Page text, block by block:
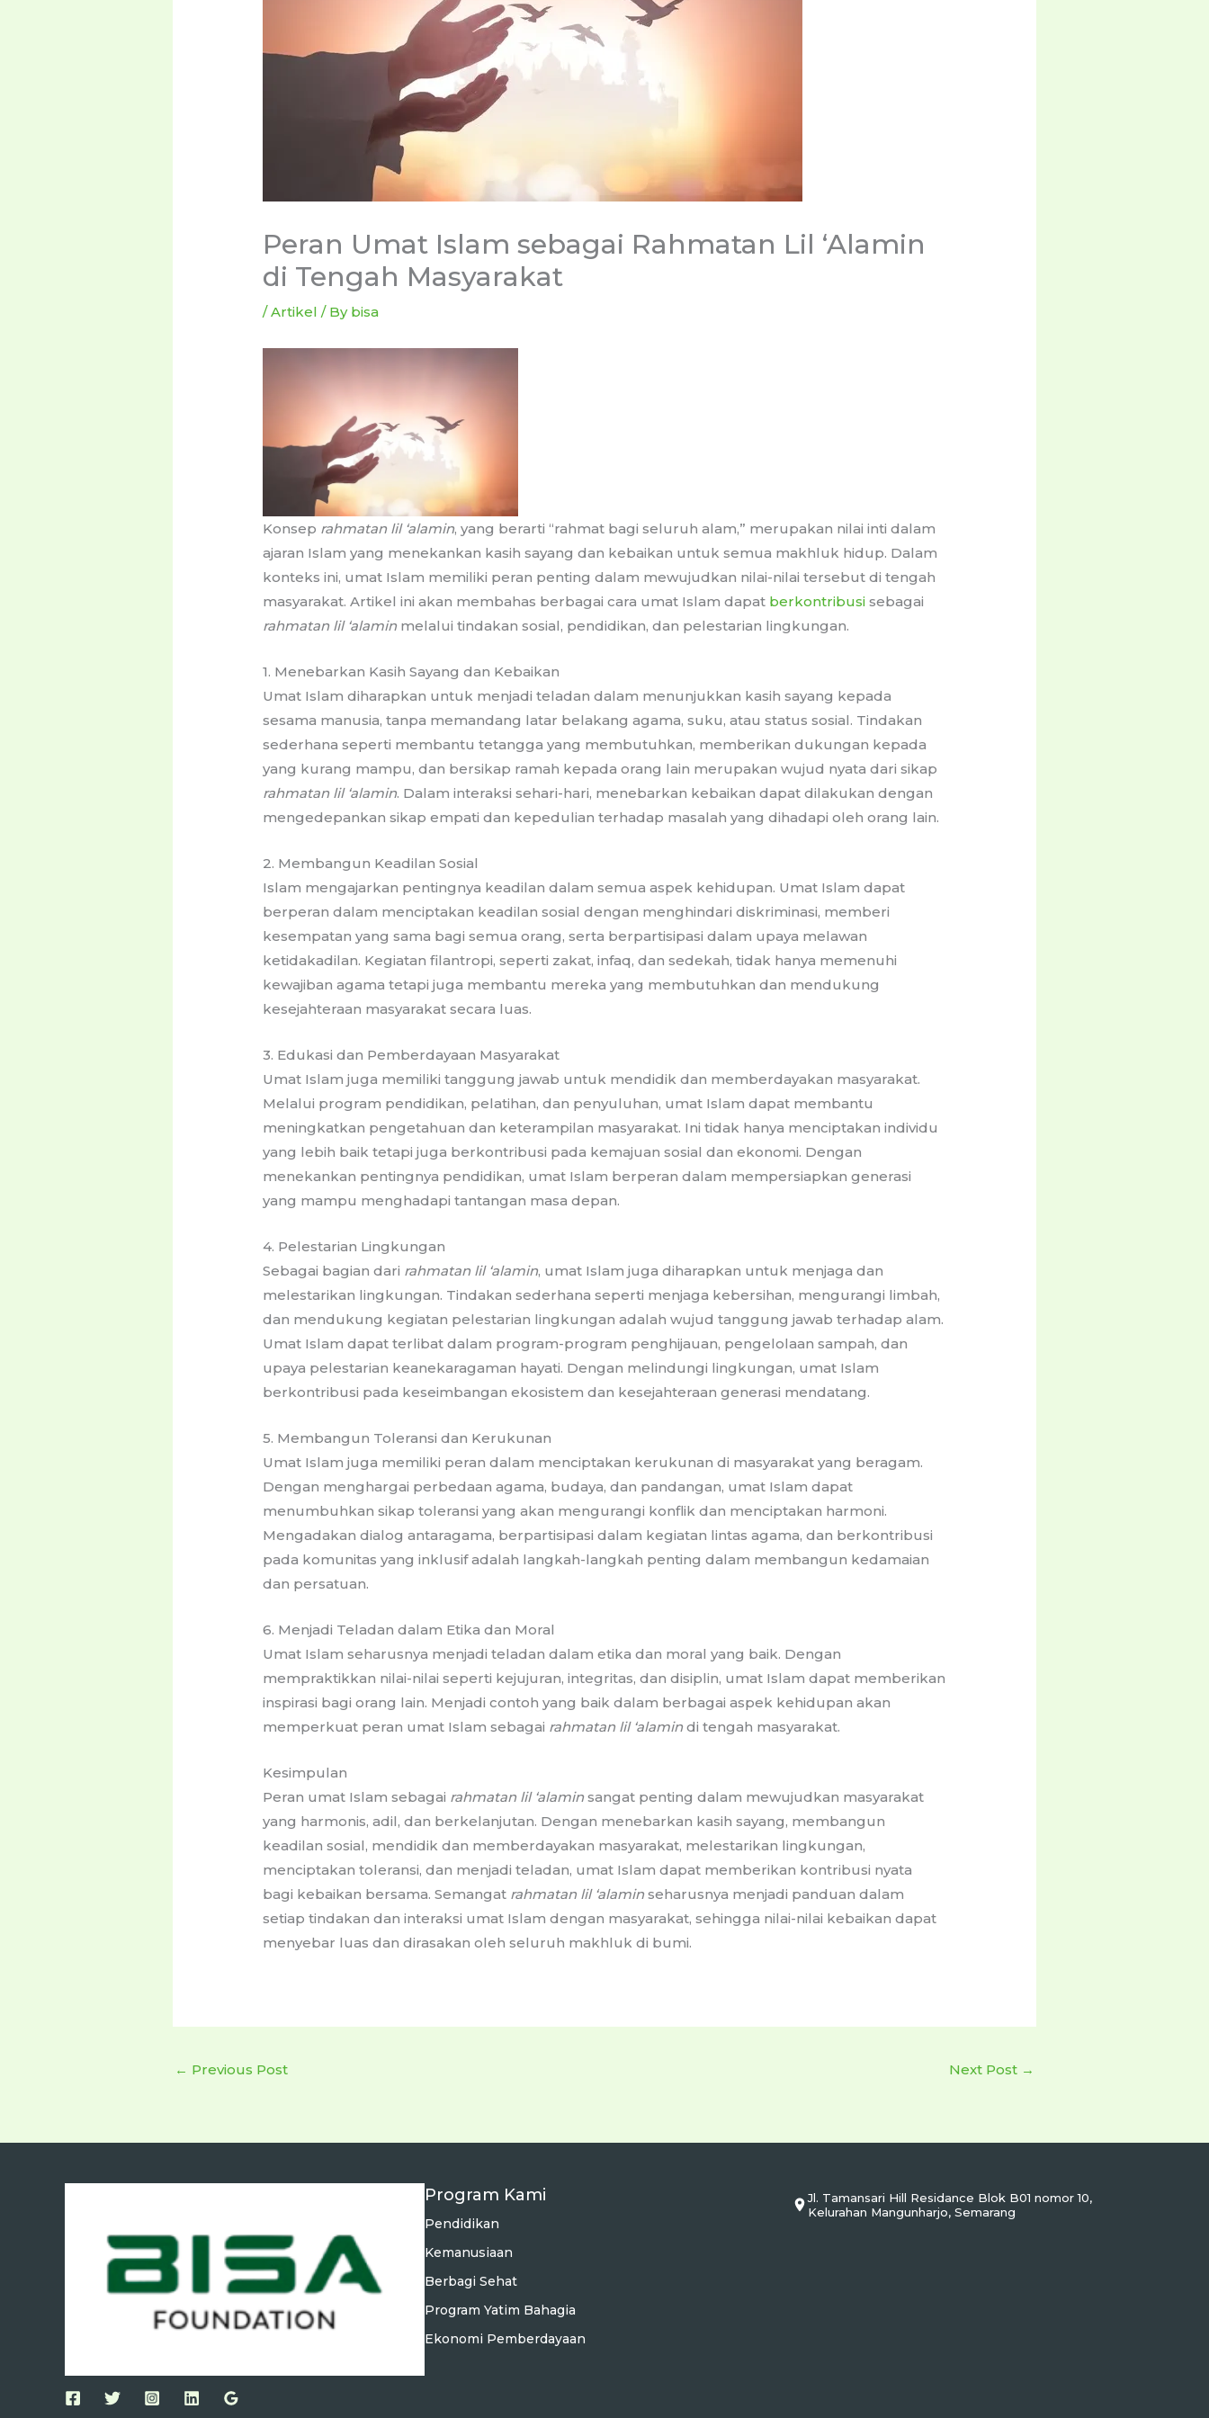
Peran Umat Islam sebagai Rahmatan Lil ‘Alamin
di Tengah Masyarakat
/Artikel / By bisa
Konsep rahmatan lil ‘alamin, yang berarti “rahmat bagi seluruh alam,” merupakan nilai inti dalam
ajaran Islam yang menekankan kasih sayang dan kebaikan untuk semua makhluk hidup. Dalam
konteks ini, umat Islam memiliki peran penting dalam mewujudkan nilai-nilai tersebut di tengah
masyarakat. Artikel ini akan membahas berbagai cara umat Islam dapat berkontribusi sebagai
rahmatan lil ‘alamin melalui tindakan sosial, pendidikan, dan pelestarian lingkungan.
1. Menebarkan Kasih Sayang dan Kebaikan
Umat Islam diharapkan untuk menjadi teladan dalam menunjukkan kasih sayang kepada
sesama manusia, tanpa memandang latar belakang agama, suku, atau status sosial. Tindakan
sederhana seperti membantu tetangga yang membutuhkan, memberikan dukungan kepada
yang kurang mampu, dan bersikap ramah kepada orang lain merupakan wujud nyata dari sikap
rahmatan lil ‘alamin. Dalam interaksi sehari-hari, menebarkan kebaikan dapat dilakukan dengan
mengedepankan sikap empati dan kepedulian terhadap masalah yang dihadapi oleh orang lain.
2. Membangun Keadilan Sosial
Islam mengajarkan pentingnya keadilan dalam semua aspek kehidupan. Umat Islam dapat
berperan dalam menciptakan keadilan sosial dengan menghindari diskriminasi, memberi
kesempatan yang sama bagi semua orang, serta berpartisipasi dalam upaya melawan
ketidakadilan. Kegiatan filantropi, seperti zakat, infaq, dan sedekah, tidak hanya memenuhi
kewajiban agama tetapi juga membantu mereka yang membutuhkan dan mendukung
kesejahteraan masyarakat secara luas.
3. Edukasi dan Pemberdayaan Masyarakat
Umat Islam juga memiliki tanggung jawab untuk mendidik dan memberdayakan masyarakat.
Melalui program pendidikan, pelatihan, dan penyuluhan, umat Islam dapat membantu
meningkatkan pengetahuan dan keterampilan masyarakat. Ini tidak hanya menciptakan individu
yang lebih baik tetapi juga berkontribusi pada kemajuan sosial dan ekonomi. Dengan
menekankan pentingnya pendidikan, umat Islam berperan dalam mempersiapkan generasi
yang mampu menghadapi tantangan masa depan.
4. Pelestarian Lingkungan
Sebagai bagian dari rahmatan lil ‘alamin, umat Islam juga diharapkan untuk menjaga dan
melestarikan lingkungan. Tindakan sederhana seperti menjaga kebersihan, mengurangi limbah,
dan mendukung kegiatan pelestarian lingkungan adalah wujud tanggung jawab terhadap alam.
Umat Islam dapat terlibat dalam program-program penghijauan, pengelolaan sampah, dan
upaya pelestarian keanekaragaman hayati. Dengan melindungi lingkungan, umat Islam
berkontribusi pada keseimbangan ekosistem dan kesejahteraan generasi mendatang.
5. Membangun Toleransi dan Kerukunan
Umat Islam juga memiliki peran dalam menciptakan kerukunan di masyarakat yang beragam.
Dengan menghargai perbedaan agama, budaya, dan pandangan, umat Islam dapat
menumbuhkan sikap toleransi yang akan mengurangi konflik dan menciptakan harmoni.
Mengadakan dialog antaragama, berpartisipasi dalam kegiatan lintas agama, dan berkontribusi
pada komunitas yang inklusif adalah langkah-langkah penting dalam membangun kedamaian
dan persatuan.
6. Menjadi Teladan dalam Etika dan Moral
Umat Islam seharusnya menjadi teladan dalam etika dan moral yang baik. Dengan
mempraktikkan nilai-nilai seperti kejujuran, integritas, dan disiplin, umat Islam dapat memberikan
inspirasi bagi orang lain. Menjadi contoh yang baik dalam berbagai aspek kehidupan akan
memperkuat peran umat Islam sebagai rahmatan lil ‘alamin di tengah masyarakat.
Kesimpulan
Peran umat Islam sebagai rahmatan lil ‘alamin sangat penting dalam mewujudkan masyarakat
yang harmonis, adil, dan berkelanjutan. Dengan menebarkan kasih sayang, membangun
keadilan sosial, mendidik dan memberdayakan masyarakat, melestarikan lingkungan,
menciptakan toleransi, dan menjadi teladan, umat Islam dapat memberikan kontribusi nyata
bagi kebaikan bersama. Semangat rahmatan lil ‘alamin seharusnya menjadi panduan dalam
setiap tindakan dan interaksi umat Islam dengan masyarakat, sehingga nilai-nilai kebaikan dapat
menyebar luas dan dirasakan oleh seluruh makhluk di bumi.
← Previous Post Next Post →
Program Kami
Pendidikan
Kemanusiaan
Berbagi Sehat
Program Yatim Bahagia
Ekonomi Pemberdayaan
Jl. Tamansari Hill Residance Blok B01 nomor 10,
Kelurahan Mangunharjo, Semarang